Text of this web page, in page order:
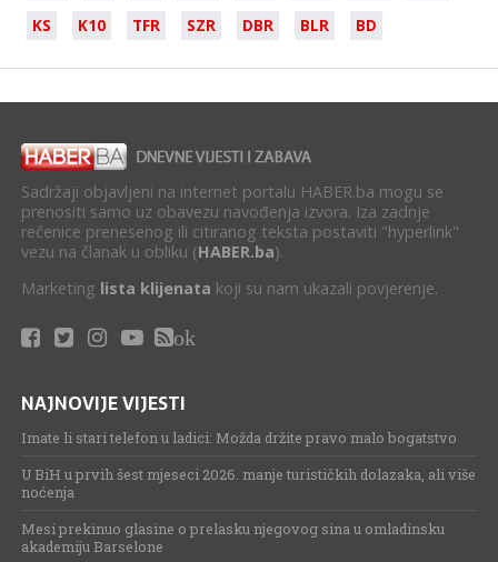
KS
K10 TFR SZR DBR BLR BD
Sadržaji objavljeni na internet portalu HABER.ba mogu se
prenositi samo uz obavezu navođenja izvora. Iza zadnje
rečenice prenesenog ili citiranog teksta postaviti "hyperlink"
vezu na članak u obliku (HABER.ba).
Marketing lista klijenata koji su nam ukazali povjerenje.
ok
NAJNOVIJE VIJESTI
Imate li stari telefon u ladici: Možda držite pravo malo bogatstvo
U BiH u prvih šest mjeseci 2026. manje turističkih dolazaka, ali više
noćenja
Mesi prekinuo glasine o prelasku njegovog sina u omladinsku
akademiju Barselone